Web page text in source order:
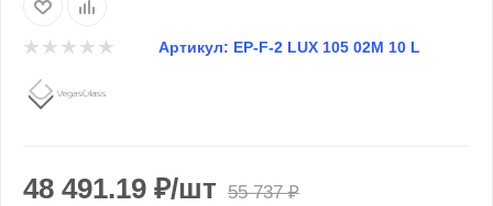
Артикул: EP-F-2 LUX 105 02М 10 L
48 491.19 ₽/шт 55 737₽